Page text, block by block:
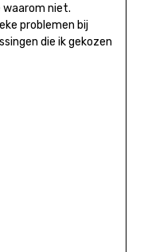
waarom niet.
problemen bij
die ik gekozen